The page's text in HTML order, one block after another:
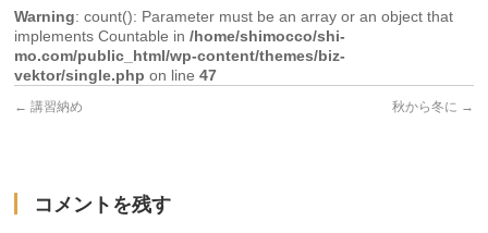
Warning: count(): Parameter must be an array or an object that
implements Countable in/home/shimocco/shi-
mo.com/public_html/wp-content/themes/biz-
vektor/single.php on line47
← 講習納め 秋から冬に →
コメントを残す